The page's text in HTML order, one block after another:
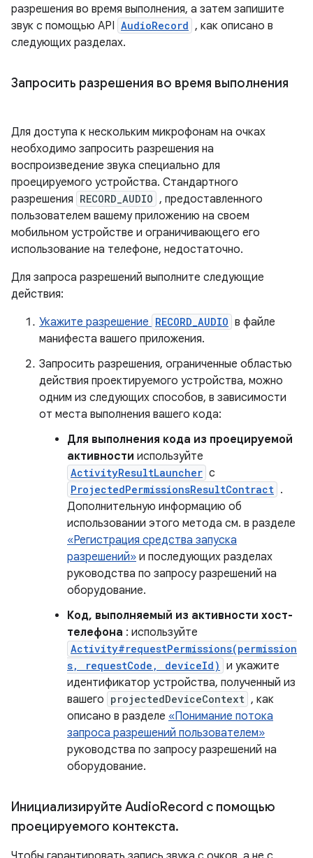
разрешения во время выполнения, а затем запишите
звук с помощью API AudioRecord , как описано в
следующих разделах.
Запросить разрешения во время выполнения
Для доступа к нескольким микрофонам на очках
необходимо запросить разрешения на
воспроизведение звука специально для
проецируемого устройства. Стандартного
разрешения RECORD_AUDIO , предоставленного
пользователем вашему приложению на своем
мобильном устройстве и ограничивающего его
использование на телефоне, недостаточно.
Для запроса разрешений выполните следующие
действия:
Укажите разрешение RECORD_AUDIO в файле
манифеста вашего приложения.
Запросить разрешения, ограниченные областью
действия проектируемого устройства, можно
одним из следующих способов, в зависимости
от места выполнения вашего кода:
Для выполнения кода из проецируемой
активности используйте
ActivityResultLauncher с
ProjectedPermissionsResultContract .
Дополнительную информацию об
использовании этого метода см. в разделе
«Регистрация средства запуска
разрешений» и последующих разделах
руководства по запросу разрешений на
оборудование.
Код, выполняемый из активности хост-
телефона : используйте
Activity#requestPermissions(permission
s, requestCode, deviceId) и укажите
идентификатор устройства, полученный из
вашего projectedDeviceContext , как
описано в разделе «Понимание потока
запроса разрешений пользователем»
руководства по запросу разрешений на
оборудование.
Инициализируйте AudioRecord с помощью
проецируемого контекста.